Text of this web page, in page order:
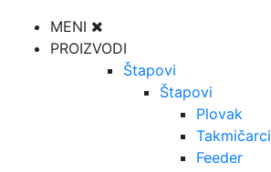
MENI
PROIZVODI
Štapovi
Štapovi
Plovak
Takmičarci
Feeder